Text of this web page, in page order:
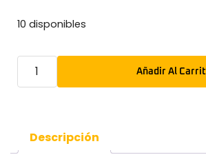
10 disponibles
Añadir Al
Descripción